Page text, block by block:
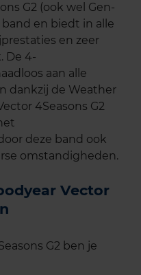
G2 (ook wel Gen-
en biedt in alle
en zeer
De 4-
aan alle
dankzij de Weather
4Seasons G2
deze band ook
omstandigheden.
Vector
G2 ben je